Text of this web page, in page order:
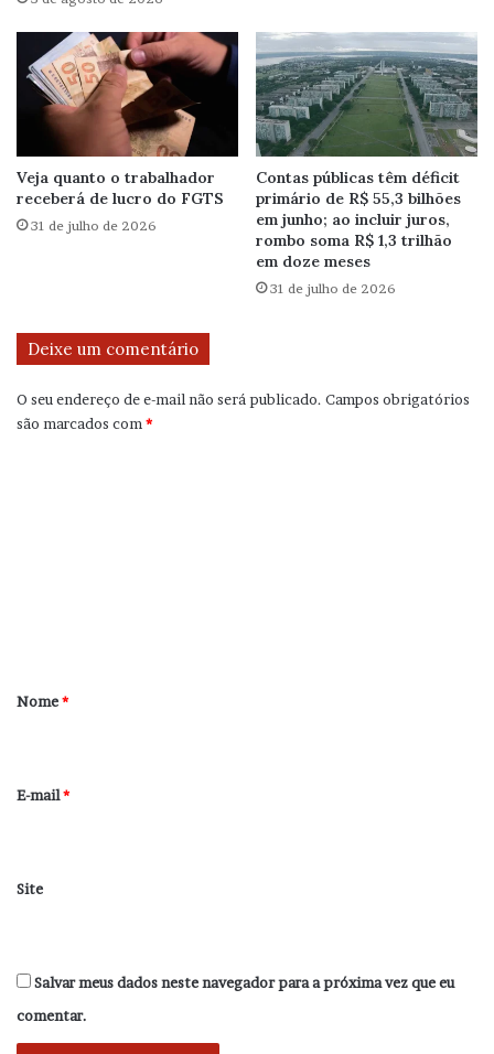
Veja quanto o trabalhador
receberá de lucro do FGTS
31 de julho de 2026
Contas públicas têm déficit
primário de R$ 55,3 bilhões
em junho; ao incluir juros,
rombo soma R$ 1,3 trilhão
em doze meses
31 de julho de 2026
Deixe um comentário
O seu endereço de e-mail não será publicado. Campos obrigatórios
são marcados com*
r
*
Nome*
E-mail*
Site
Salvar meus dados neste navegador para a próxima vez que eu
comentar.